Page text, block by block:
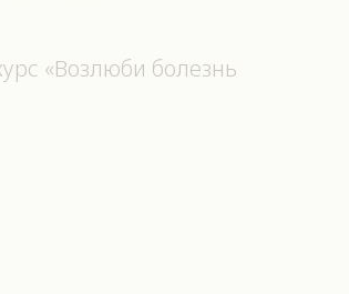
«Возлюби болезнь